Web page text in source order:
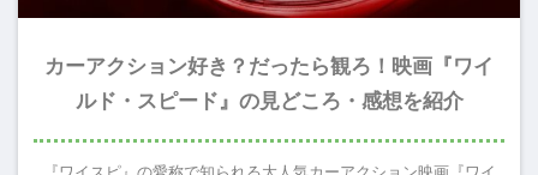
カーアクション好き？だったら観ろ！映画『ワイ
ルド・スピード』の見どころ・感想を紹介